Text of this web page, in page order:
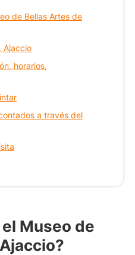
de Bellas Artes de
Ajaccio
horarios,
a través del
Museo de